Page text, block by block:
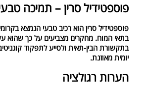
פוספטידיל סרין – תמיכה
פוספטידיל סרין הוא רכיב טבעי הנמצא
בתאי המוח. מחקרים מצביעים על כך שהוא
בתקשורת הבין-תאית ולסייע לתפקוד
יומית מאוזנת.
הערות רגולציה